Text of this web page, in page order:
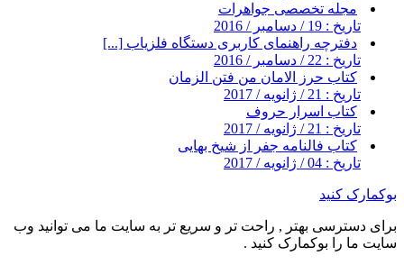
مجله تخصصی جواهرات
تاریخ : 19 / دسامبر / 2016
دفترچه راهنمای کاربری دستگاه فلزیاب [...]
تاریخ : 22 / دسامبر / 2016
کتاب حرز الامان من فتن الزمان
تاریخ : 21 / ژانویه / 2017
کتاب اسرار حروف
تاریخ : 21 / ژانویه / 2017
کتاب فالنامه جفر از شیخ بهایی
تاریخ : 04 / ژانویه / 2017
بوکمارک کنید
برای دسترسی بهتر , راحت تر و سریع تر به سایت ما می توانید وب
سایت ما را بوکمارک کنید .